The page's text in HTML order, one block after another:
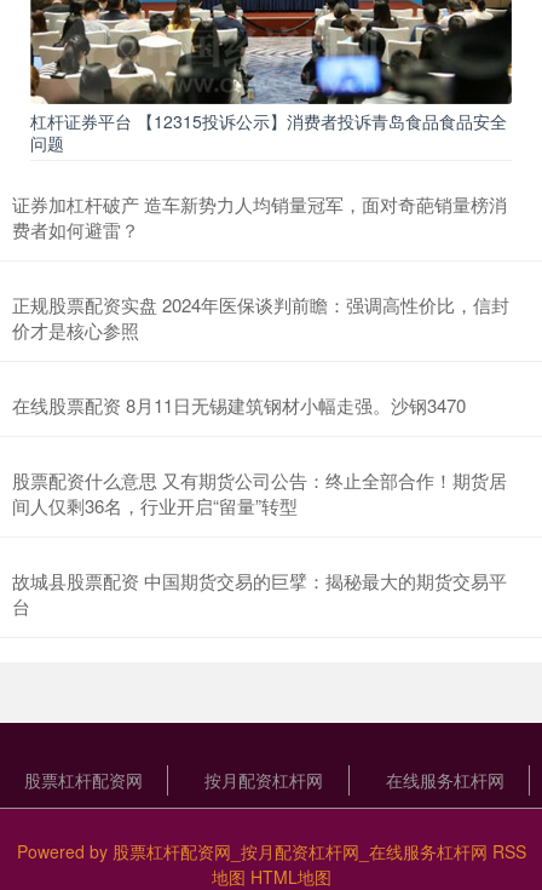
杠杆证券平台 【12315投诉公示】消费者投诉青岛食品食品安全
问题
证券加杠杆破产 造车新势力人均销量冠军，面对奇葩销量榜消
费者如何避雷？
正规股票配资实盘 2024年医保谈判前瞻：强调高性价比，信封
价才是核心参照
在线股票配资 8月11日无锡建筑钢材小幅走强。沙钢3470
股票配资什么意思 又有期货公司公告：终止全部合作！期货居
间人仅剩36名，行业开启“留量”转型
故城县股票配资 中国期货交易的巨擘：揭秘最大的期货交易平
台
股票杠杆配资网 按月配资杠杆网 在线服务杠杆网
Powered by 股票杠杆配资网_按月配资杠杆网_在线服务杠杆网 RSS
地图 HTML地图